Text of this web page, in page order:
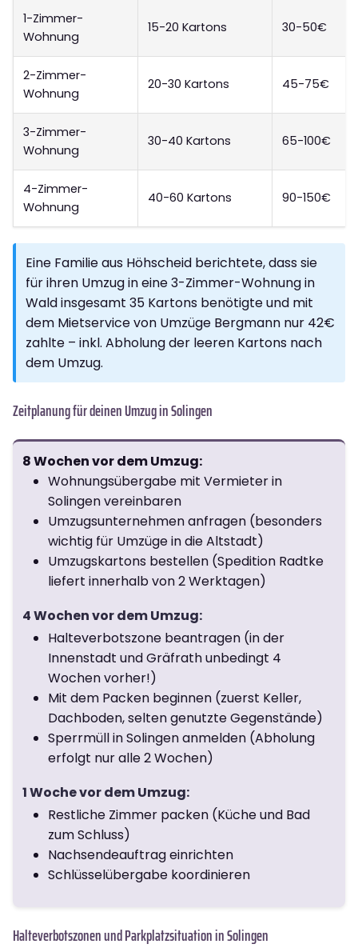
1-Zimmer-
Wohnung
15-20 Kartons 30-50€
2-Zimmer-
Wohnung
20-30 Kartons 45-75€
3-Zimmer-
Wohnung
30-40 Kartons 65-100€
4-Zimmer-
Wohnung
40-60 Kartons 90-150€
Eine Familie aus Höhscheid berichtete, dass sie
für ihren Umzug in eine 3-Zimmer-Wohnung in
Wald insgesamt 35 Kartons benötigte und mit
dem Mietservice von Umzüge Bergmann nur 42€
zahlte – inkl. Abholung der leeren Kartons nach
dem Umzug.
Zeitplanung für deinen Umzug in Solingen
8 Wochen vor dem Umzug:
Wohnungsübergabe mit Vermieter in
Solingen vereinbaren
Umzugsunternehmen anfragen (besonders
wichtig für Umzüge in die Altstadt)
Umzugskartons bestellen (Spedition Radtke
liefert innerhalb von 2 Werktagen)
4 Wochen vor dem Umzug:
Halteverbotszone beantragen (in der
Innenstadt und Gräfrath unbedingt 4
Wochen vorher!)
Mit dem Packen beginnen (zuerst Keller,
Dachboden, selten genutzte Gegenstände)
Sperrmüll in Solingen anmelden (Abholung
erfolgt nur alle 2 Wochen)
1 Woche vor dem Umzug:
Restliche Zimmer packen (Küche und Bad
zum Schluss)
Nachsendeauftrag einrichten
Schlüsselübergabe koordinieren
Halteverbotszonen und Parkplatzsituation in Solingen